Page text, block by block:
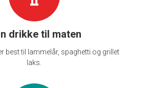
drikke til maten
best til lammelår, spaghetti og grillet
laks.